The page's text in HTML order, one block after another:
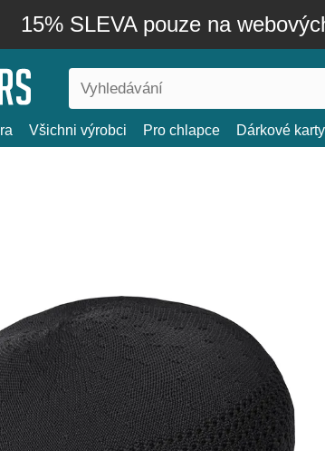
15% SLEVA pouze na
Všichni výrobci Pro chlapce Dárkové karty